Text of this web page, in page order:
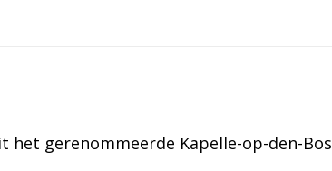
gerenommeerde Kapelle-op-den-Bos